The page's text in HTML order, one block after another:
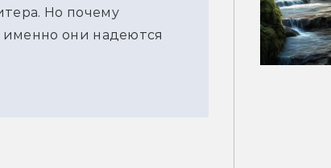
Но почему
они надеются